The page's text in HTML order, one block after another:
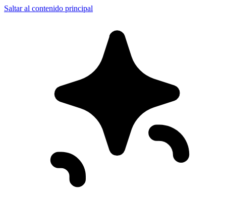
Saltar al contenido principal